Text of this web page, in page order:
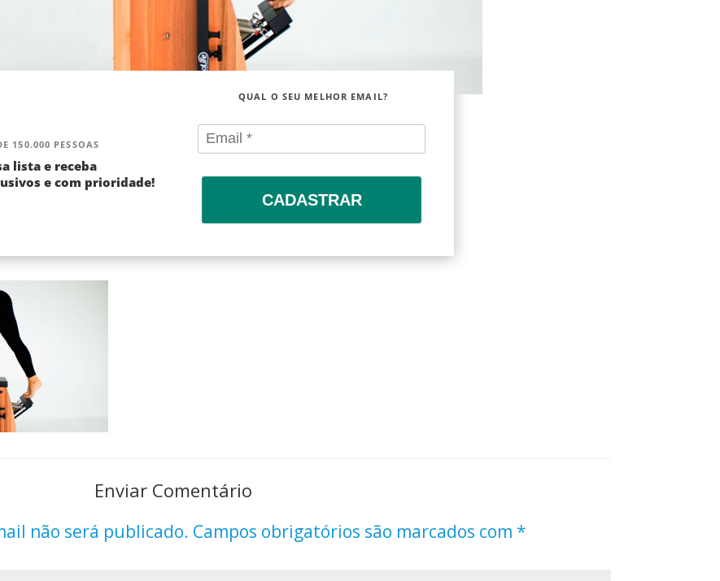
150.000 PESSOAS
lista e receba
e com prioridade!
QUAL O SEU MELHOR EMAIL?
CADASTRAR
Enviar Comentário
não será publicado. Campos obrigatórios são marcados com *